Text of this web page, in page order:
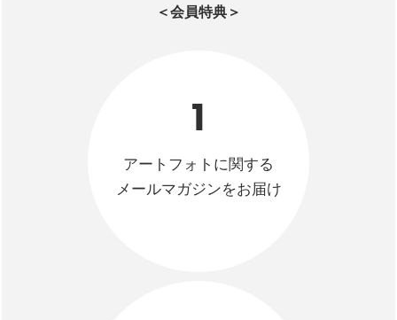
＜会員特典＞
1
アートフォトに関する
メールマガジンをお届け